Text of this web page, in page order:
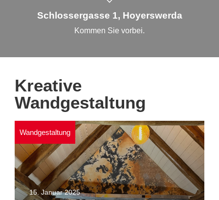
Schlossergasse 1, Hoyerswerda
Kommen Sie vorbei.
Kreative
Wandgestaltung
Wandgestaltung
15. Januar 2025